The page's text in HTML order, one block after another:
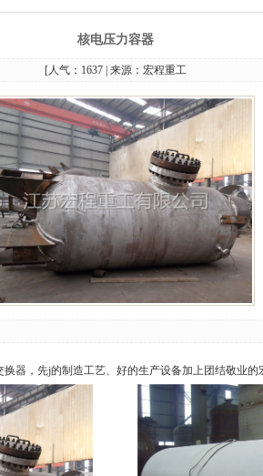
核电压力容器
[人气： 1637 | 来源：宏程重工
器，先j的制造工艺、好的生产设备加上团结敬业的